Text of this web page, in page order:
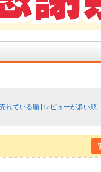
売れている順 レビューが多い順